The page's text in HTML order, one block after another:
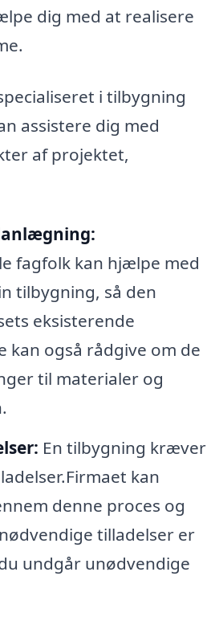
dig med at realisere
i tilbygning
assistere dig med
af projektet,
fagfolk kan hjælpe med
tilbygning, så den
eksisterende
kan også rådgive om de
til materialer og
En tilbygning kræver
kan
denne proces og
tilladelser er
undgår unødvendige